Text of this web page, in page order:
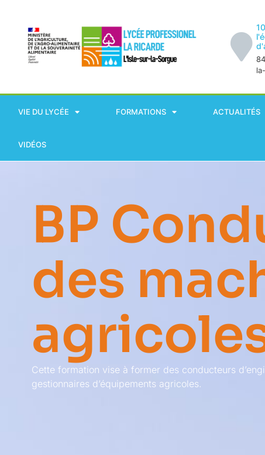
VIE DU LYCÉE FORMATIONS ACTUALITÉS
VIDÉOS
BP
des
Cette formation vise à former des conducteurs
gestionnaires d’équipements agricoles.